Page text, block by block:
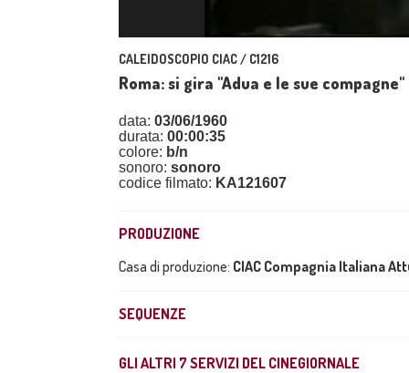
CALEIDOSCOPIO CIAC / C1216
Roma: si gira "Adua e le sue compagne"
data: 03/06/1960
durata: 00:00:35
colore: b/n
sonoro: sonoro
codice filmato: KA121607
PRODUZIONE
Casa di produzione: CIAC Compagnia Italiana
SEQUENZE
GLI ALTRI 7 SERVIZI DEL CINEGIORNALE